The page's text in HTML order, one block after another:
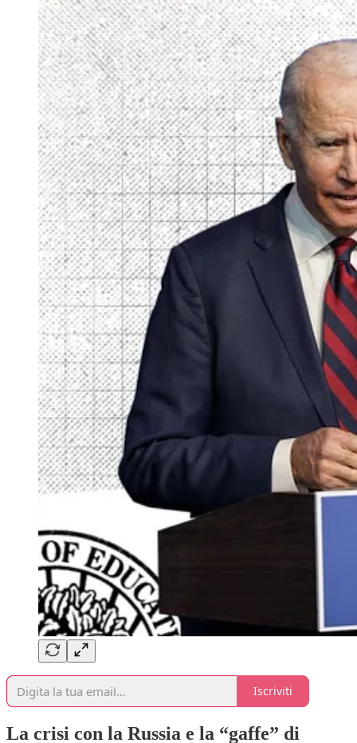
Iscriviti
La crisi con la Russia e la “gaffe” di